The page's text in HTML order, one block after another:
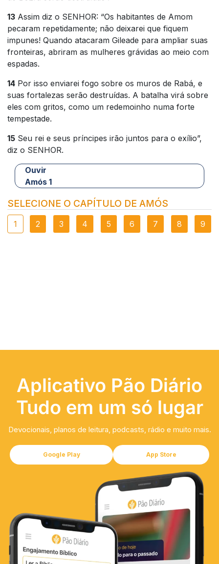
13 Assim diz o SENHOR: “Os habitantes de Amom
pecaram repetidamente; não deixarei que fiquem
impunes! Quando atacaram Gileade para ampliar suas
fronteiras, abriram as mulheres grávidas ao meio com
espadas.
14 Por isso enviarei fogo sobre os muros de Rabá, e
suas fortalezas serão destruídas. A batalha virá sobre
eles com gritos, como um redemoinho numa forte
tempestade.
15 Seu rei e seus príncipes irão juntos para o exílio”,
diz o SENHOR.
Ouvir
Amós 1
SELECIONE O CAPÍTULO DE AMÓS
1 2 3 4 5 6 7 8 9
Aplicativo Pão Diário
Tudo em um só lugar
Devocionais, planos de leitura, podcasts, rádio e muito mais.
Google Play App Store